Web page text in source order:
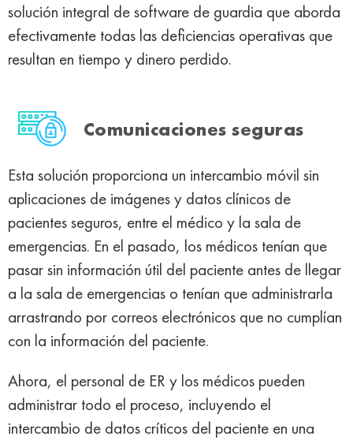
solución integral de software de guardia que aborda
efectivamente todas las deficiencias operativas que
resultan en tiempo y dinero perdido.
Comunicaciones seguras
Esta solución proporciona un intercambio móvil sin
aplicaciones de imágenes y datos clínicos de
pacientes seguros, entre el médico y la sala de
emergencias. En el pasado, los médicos tenían que
pasar sin información útil del paciente antes de llegar
a la sala de emergencias o tenían que administrarla
arrastrando por correos electrónicos que no cumplían
con la información del paciente.
Ahora, el personal de ER y los médicos pueden
administrar todo el proceso, incluyendo el
intercambio de datos críticos del paciente en una